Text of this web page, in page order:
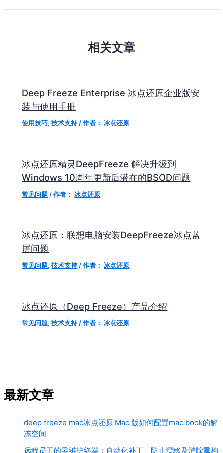
相关文章
Deep Freeze Enterprise 冰点还原企业版安
装与使用手册
使用技巧,技术支持 / 作者： 冰点还原
冰点还原精灵DeepFreeze 解决升级到
Windows 10周年更新后潜在的BSOD问题
常见问题 / 作者： 冰点还原
冰点还原：联想电脑安装DeepFreeze冰点蓝
屏问题
常见问题,技术支持 / 作者： 冰点还原
冰点还原（Deep Freeze）产品介绍
常见问题,技术支持 / 作者： 冰点还原
最新文章
deep freeze mac冰点还原 Mac 版如何配置mac book的解
冻空间
远程员工的零维护终端：自动化补丁、防止漂移及消除重构